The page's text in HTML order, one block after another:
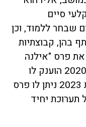
סיים
שבחר ללמוד, וכן
בהן, קבוצתיות
בשנת 2018 קיבל את פרס "אילנה
אלוביק" למצוינות באמנות. בשנת 2020 הוענק לו
פרס כקרן "בשביל האמנות". בשנת 2023 ניתן לו פרס
תערוכת יחיד